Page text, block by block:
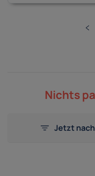
Nichts
Jetzt